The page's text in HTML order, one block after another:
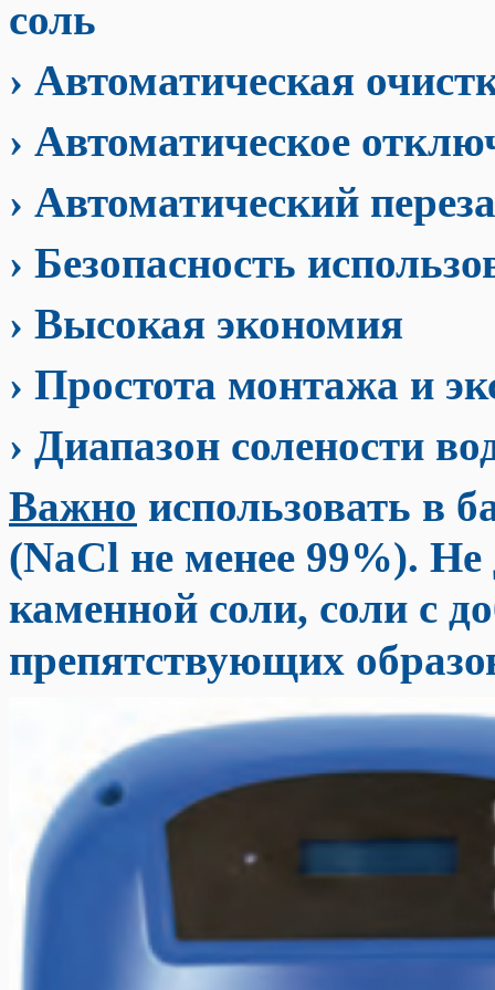
соль
› Автоматическая
› Автоматическое
› Автоматический
› Безопасность
› Высокая экономия
› Простота монтажа и
› Диапазон солености
Важно использовать в
(NaCl не менее 99%). Не
каменной соли, соли с
препятствующих